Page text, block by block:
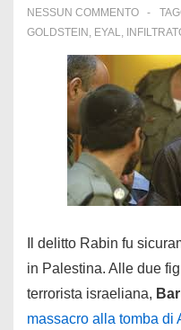
NESSUN COMMENTO
GOLDSTEIN , EYAL,
Il delitto Rabin fu
in Palestina. Alle due
terrorista israeliana,
massacro alla tomba di